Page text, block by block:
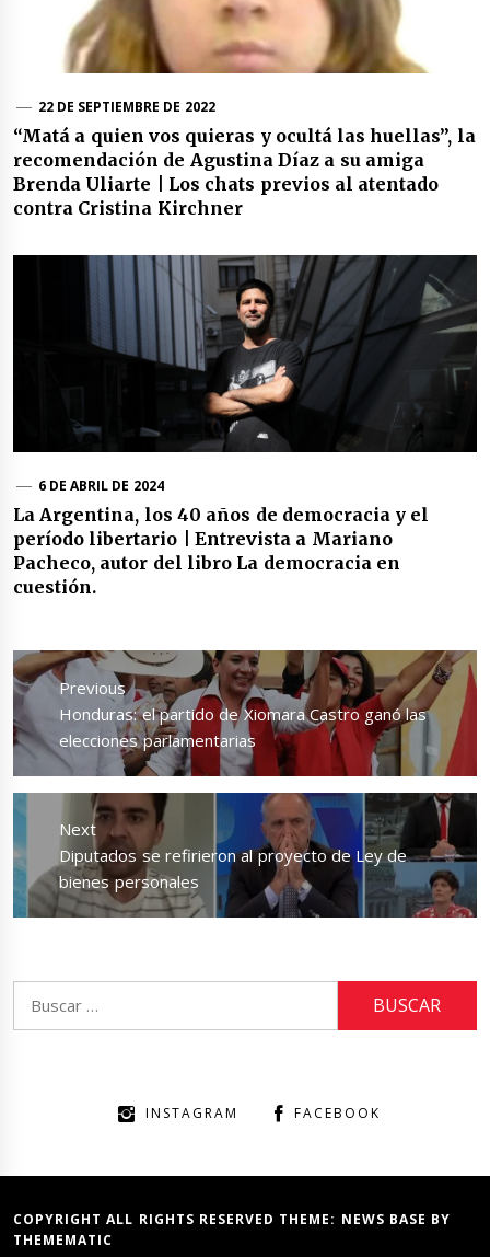
22 DE SEPTIEMBRE DE 2022
“Matá a quien vos quieras y ocultá las huellas”, la
recomendación de Agustina Díaz a su amiga
Brenda Uliarte | Los chats previos al atentado
contra Cristina Kirchner
6 DE ABRIL DE 2024
La Argentina, los 40 años de democracia y el
período libertario | Entrevista a Mariano
Pacheco, autor del libro La democracia en
cuestión.
Navegación
de
entradas
Previous
Previous
post:
Honduras: el partido de Xiomara Castro ganó las
elecciones parlamentarias
Next
Next
post:
Diputados se refirieron al proyecto de Ley de
bienes personales
INSTAGRAM FACEBOOK
COPYRIGHT ALL RIGHTS RESERVED THEME: NEWS BASE BY
THEMEMATIC